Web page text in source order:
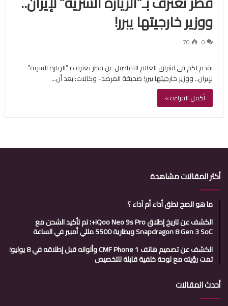
ووزير خارجيتها يبرر!
0
70
نقدم لكم في اشراق العالم التفاصيل عن قطر تعترف بـ”الزيارة السرية”
لإيران.. ووزير خارجيتها يبرر! صحيفة المرصد- وكالات: بعد أن…
أكمل القراءة »
أكثر المقالات مشاهدة
ما هو الصح نطق أداء أم آداء ؟
الكشف عن تاريخ إطلاق iQoo Neo 9s Pro+؛ تم تأكيد الشحن مع
Snapdragon 8 Gen 3 SoC وبطارية 5500 مللي أمبير في الساعة
الكشف عن تصميم هاتف CMF Phone 1 وألوانه قبل إطلاقه في 8 يوليو؛
تمت رؤيته مع لوحة خلفية قابلة للتخصيص
أحدث المقالات